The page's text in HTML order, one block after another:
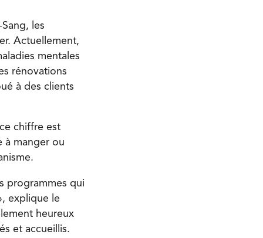
les
Actuellement,
mentales
rénovations
à des clients
chiffre est
à manger ou
programmes qui
explique le
heureux
et accueillis.